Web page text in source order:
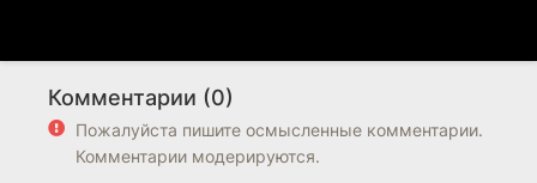
Комментарии (0)
Пожалуйста пишите осмысленные комментарии.
Комментарии модерируются.